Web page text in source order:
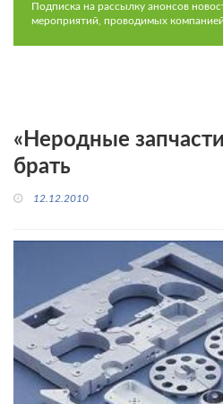
Подписка на рассылку анонсов
мероприятий, проводимых компанией.
«Неродные
брать
12.12.2010